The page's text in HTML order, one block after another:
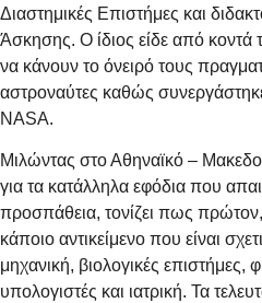
Διαστημικές Επιστήμες και
Άσκησης. Ο ίδιος είδε από
να κάνουν το όνειρό τους
αστροναύτες καθώς
NASA.
Μιλώντας στο Αθηναϊκό –
για τα κατάλληλα εφόδια που
προσπάθεια, τονίζει πως πρώτον,
κάποιο αντικείμενο που είναι
μηχανική, βιολογικές επιστήμες,
υπολογιστές και ιατρική. Τα